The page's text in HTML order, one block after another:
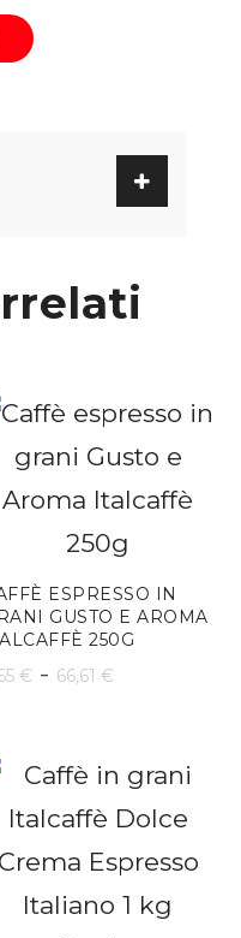
ESPRESSO IN
GUSTO E AROMA
250G
€ - 66,61 €
prezzo:
da
a